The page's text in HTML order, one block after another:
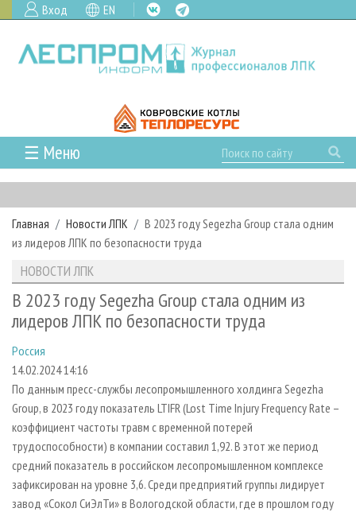
Вход EN
☰ Меню
ГЛАВНАЯ
РУБРИКИ И ТЕМЫ
РУБРИКИ ЖУРНАЛА
ЛЕСОЗАГОТОВКА
ЛЕСОПИЛЕНИЕ
СУШКА ДРЕВЕСИНЫ
ПРОИЗВОДСТВО ДРЕВЕСНЫХ ПЛИТ
ДЕРЕВЯННОЕ ДОМОСТРОЕНИЕ
ПРОИЗВОДСТВО МЕБЕЛИ
БИОЭНЕРГЕТИКА
ЦБП
НОВОСТИ
НОВОСТИ ЛПК
НОВОСТИ ЖУРНАЛА
ПРОЕКТЫ ЛПИ
АНАЛИТИКА
ПРЕДПРИЯТИЯ ЛПК
ПЕРСОНЫ
МОБИЛЬНЫЕ ВЫСТАВКИ
ОФИЦИАЛЬНЫЕ ДЕЛЕГАЦИИ
ПРИОРИТЕТНЫЕ ИНВЕСТПРОЕКТЫ
RUSSIAN FORESTRY REVIEW
ГАЗЕТА ЛЕСПРОМФОРУМ
АРХИВ
АРХИВ ЖУРНАЛОВ
О ЖУРНАЛЕ
КОНТАКТЫ
РЕКЛАМОДАТЕЛЯМ
РЕКЛАМА
РЕКЛАМА НА САЙТЕ
Главная Новости ЛПК
В 2023 году Segezha Group стала одним
из лидеров ЛПК по безопасности труда
НОВОСТИ ЛПК
В 2023 году Segezha Group стала одним из
лидеров ЛПК по безопасности труда
Россия
14.02.2024 14:16
По данным пресс-службы лесопромышленного холдинга Segezha
Group, в 2023 году показатель LTIFR (Lost Time Injury Frequency Rate –
коэффициент частоты травм с временной потерей
трудоспособности) в компании составил 1,92. В этот же период
средний показатель в российском лесопромышленном комплексе
зафиксирован на уровне 3,6. Среди предприятий группы лидирует
завод «Сокол СиЭлТи» в Вологодской области, где в прошлом году